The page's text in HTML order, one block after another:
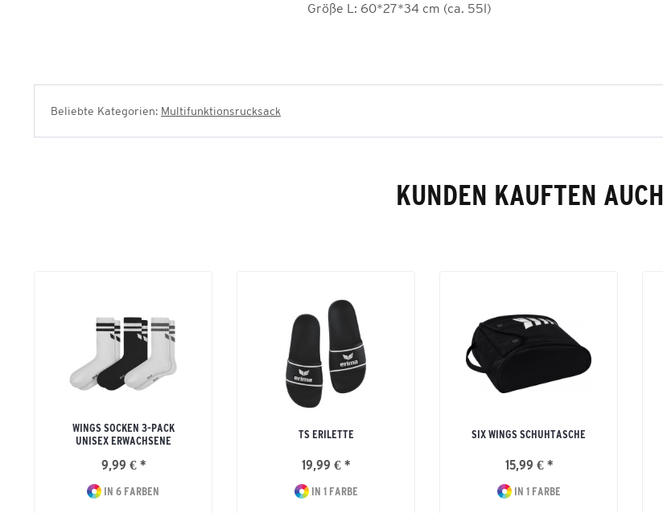
Größe L: 60*27*34 cm (ca. 55l)
Beliebte Kategorien: Multifunktionsrucksack
KUNDEN KAUFTEN AUCH
WINGS SOCKEN 3-PACK
UNISEX ERWACHSENE
9,99 € *
IN 6 FARBEN
TS ERILETTE
19,99 € *
IN 1 FARBE
SIX WINGS SCHUHTASCHE
15,99 € *
IN 1 FARBE